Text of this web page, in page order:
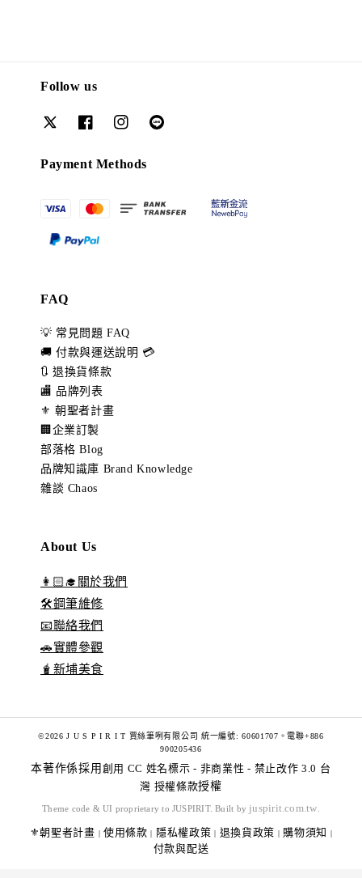
Follow us
Payment Methods
FAQ
💡 常見問題 FAQ
🚚 付款與運送說明 💳
🔃 退換貨條款
🏬 品牌列表
⚜️ 朝聖者計畫
🏢企業訂製
部落格 Blog
品牌知識庫 Brand Knowledge
雜談 Chaos
About Us
👩🏻‍🎓關於我們
🛠️鋼筆維修
📧聯絡我們
🚗實體參觀
🧋新埔美食
©2026 J U S P I R I T 賈絲筆咧有限公司 統一編號: 60601707。電聯+886
900205436
本著作係採用 創用 CC 姓名標示 - 非商業性 - 禁止改作 3.0 台
灣 授權條款授權
Theme code & UI proprietary to JUSPIRIT. Built by juspirit.com.tw
⚜️朝聖者計畫 | 使用條款 | 隱私權政策 | 退換貨政策 | 購物須知 |
付款與配送